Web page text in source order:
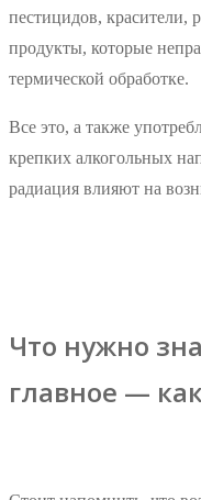
пестицидов, красители,
продукты, которые
термической обработке.
Все это, а также
крепких алкогольных
радиация влияют на
Что нужно
главное —